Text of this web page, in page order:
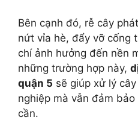
Bên cạnh đó, rễ cây
nứt vỉa hè, đẩy vỡ cống
chí ảnh hưởng đến nền
những trường hợp này,
quận 5 sẽ giúp xử lý
nghiệp mà vẫn đảm
cần.